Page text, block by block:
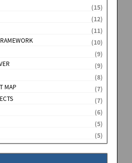
(15)
(12)
(11)
(10)
(9)
(9)
(8)
MAP
(7)
(7)
(6)
(5)
(5)